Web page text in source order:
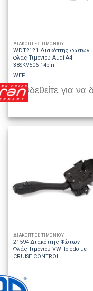
ΔΙΑΚΟΠΤΕΣ ΤΙΜΟΝΙΟΥ
WDT2121 Διακόπτης φωτων
φλας Τιμονιου Audi A4
38SKV506 14pin
WEP
Συνδεθείτε για να
ΔΙΑΚΟΠΤΕΣ ΤΙΜΟΝΙΟΥ
21594 Διακόπτης Φώτων
Φλάς Τιμονιού VW Toledo με
CRUISE CONTROL